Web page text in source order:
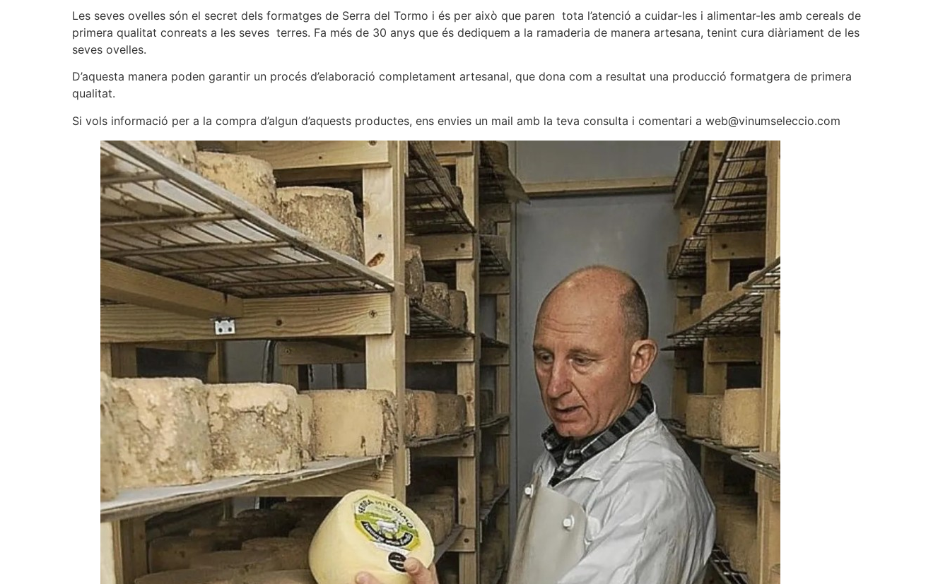
Les seves ovelles són el secret dels formatges de Serra del Tormo i és per això que paren tota l’atenció a cuidar-les i alimentar-les amb cereals de
primera qualitat conreats a les seves terres. Fa més de 30 anys que és dediquem a la ramaderia de manera artesana, tenint cura diàriament de les
seves ovelles.
D’aquesta manera poden garantir un procés d’elaboració completament artesanal, que dona com a resultat una producció formatgera de primera
qualitat.
Si vols informació per a la compra d’algun d’aquests productes, ens envies un mail amb la teva consulta i comentari a web@vinumseleccio.com